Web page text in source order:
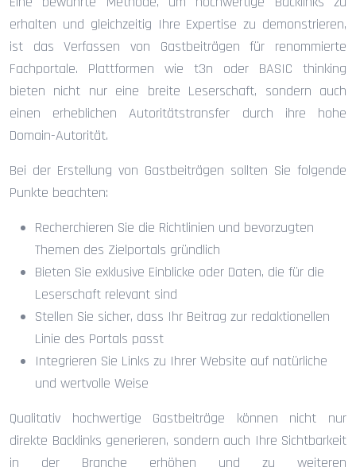
erhalten und gleichzeitig Ihre Expertise zu demonstrieren,
ist das Verfassen von Gastbeiträgen für renommierte
Fachportale. Plattformen wie t3n oder BASIC thinking
bieten nicht nur eine breite Leserschaft, sondern auch
einen erheblichen Autoritätstransfer durch ihre hohe
Domain-Autorität.
Bei der Erstellung von Gastbeiträgen sollten Sie folgende
Punkte beachten:
Recherchieren Sie die Richtlinien und bevorzugten
Themen des Zielportals gründlich
Bieten Sie exklusive Einblicke oder Daten, die für die
Leserschaft relevant sind
Stellen Sie sicher, dass Ihr Beitrag zur redaktionellen
Linie des Portals passt
Integrieren Sie Links zu Ihrer Website auf natürliche
und wertvolle Weise
Qualitativ hochwertige Gastbeiträge können nicht nur
direkte Backlinks generieren, sondern auch Ihre Sichtbarkeit
in der Branche erhöhen und zu weiteren